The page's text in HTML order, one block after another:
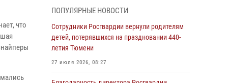
что
владения оружием
05 августа 2026, 09:56 2
Военнослужащие Росгвардии сбили дрон-
ПОПУЛЯРНЫЕ НОВОСТИ
Сотрудники Росгвардии вернули родителям
детей, потерявшихся на праздновании 440-
летия Тюмени
27 июля 2026, 08:27